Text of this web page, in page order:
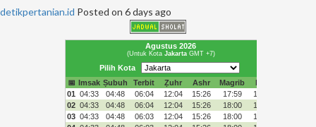
detikpertanian.id Posted on 6 days ago